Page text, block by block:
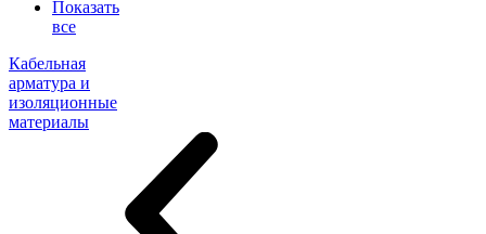
Показать
все
Кабельная
арматура и
изоляционные
материалы